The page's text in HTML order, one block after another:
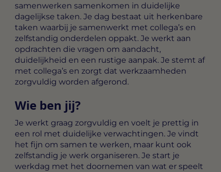
samenwerken samenkomen in duidelijke
dagelijkse taken. Je dag bestaat uit herkenbare
taken waarbij je samenwerkt met collega’s en
zelfstandig onderdelen oppakt. Je werkt aan
opdrachten die vragen om aandacht,
duidelijkheid en een rustige aanpak. Je stemt af
met collega’s en zorgt dat werkzaamheden
zorgvuldig worden afgerond.
Wie ben jij?
Je werkt graag zorgvuldig en voelt je prettig in
een rol met duidelijke verwachtingen. Je vindt
het fijn om samen te werken, maar kunt ook
zelfstandig je werk organiseren. Je start je
werkdag met het doornemen van wat er speelt